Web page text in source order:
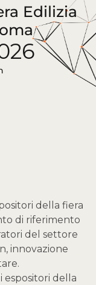
Edilizia
della fiera
di riferimento
del settore
innovazione
espositori della